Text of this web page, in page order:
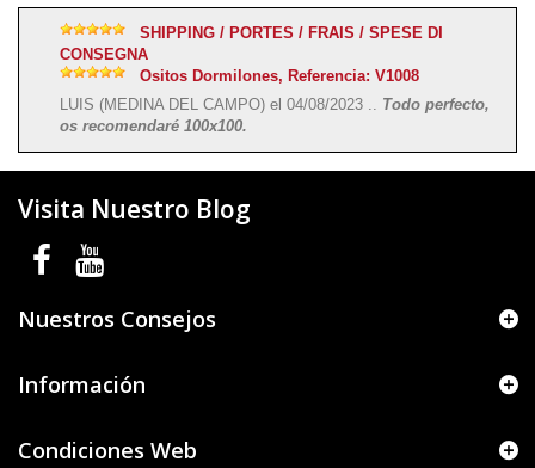
SHIPPING / PORTES / FRAIS / SPESE DI
CONSEGNA
Ositos Dormilones, Referencia: V1008
LUIS (MEDINA DEL CAMPO) el 04/08/2023 .. Todo perfecto,
os recomendaré 100x100.
Visita Nuestro Blog
Nuestros Consejos
Información
Condiciones Web